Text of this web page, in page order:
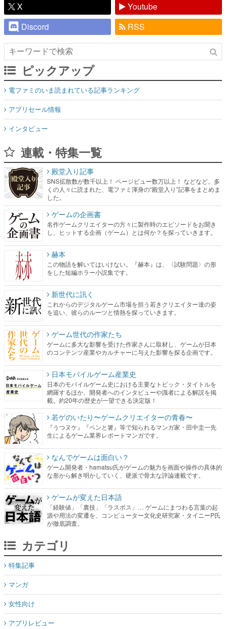
X
Youtube
Discord
RSS
ピックアップ
電ファミのいま読まれている記事ランキング
アプリセール情報
インタビュー
連載・特集一覧
殿堂入り記事
SNS拡散数が数千以上！ ページビュー数万以上！ などなど。多
くの人々に読まれた、電ファミ渾身の“殿堂入り”記事をまとめま
した。
ゲームの企画書
名作ゲームクリエイターの方々に製作時のエピソードをお聞き
し、ヒットする企画（ゲーム）とは何か？を探っていきます。
赫本
この物語を解いてはいけない。『赫本』は、〈試験問題〉の形
をした短編ホラー小説集です。
新世代に訊く
これからのデジタルゲーム市場を担う若きクリエイター達の姿
を追い、彼らのルーツと情熱を探っていきます。
ゲーム世代の作家たち
ゲームに多大な影響を受けた作家さんに取材し、ゲームが日本
のコンテンツ産業やカルチャーに与えた影響を探る企画です。
日本モバイルゲーム産業史
日本のモバイルゲーム史における主要なトピック・タイトルを
網羅するほか、開発者へのインタビューや識者による解説を掲
載。約20年の歴史が一望できる決定版！
若ゲのいたり〜ゲームクリエイターの青春〜
『うつヌケ』『ペンと箸』等で知られるマンガ家・田中圭一先
生によるゲーム業界レポートマンガです。
なんでゲームは面白い？
ゲーム開発者・hamatsu氏がゲームの魅力を画面や操作の具体的
な形から解き明かしていく、硬派で骨太な評論連載です。
ゲームが変えた日本語
「経験値」「裏技」「ラスボス」… ゲームにまつわる言葉の起
源や用法の変遷を、コンピューター文化史研究家・タイニーP氏
が徹底調査。
カテゴリ
特集記事
マンガ
女性向け
アプリレビュー